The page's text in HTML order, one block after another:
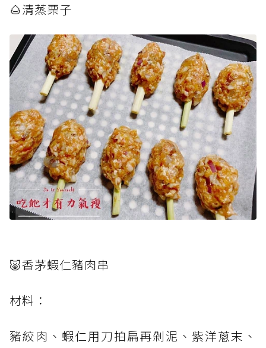
🌰清蒸栗子
🐷香茅蝦仁豬肉串
材料：
豬絞肉、蝦仁用刀拍扁再剁泥、紫洋蔥末、